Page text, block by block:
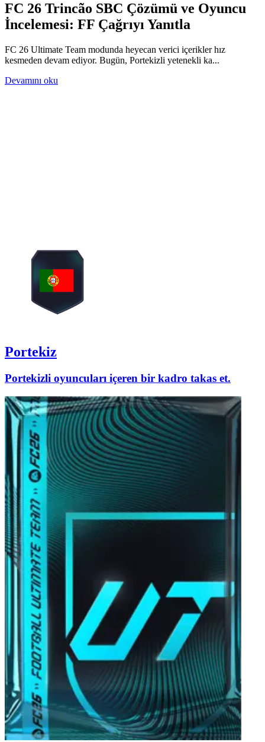
FC 26 Trincão SBC Çözümü ve Oyuncu
İncelemesi: FF Çağrıyı Yanıtla
FC 26 Ultimate Team modunda heyecan verici içerikler hız
kesmeden devam ediyor. Bugün, Portekizli yetenekli ka...
Devamını oku
Portekiz
Portekizli oyuncuları içeren bir kadro takas et.